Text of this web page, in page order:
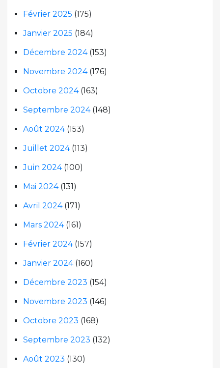
Février 2025 (175)
Janvier 2025 (184)
Décembre 2024(153)
Novembre 2024(176)
Octobre 2024(163)
Septembre 2024(148)
Août 2024(153)
Juillet 2024(113)
Juin 2024(100)
Mai 2024(131)
Avril 2024(171)
Mars 2024(161)
Février 2024(157)
Janvier 2024(160)
Décembre 2023 (154)
Novembre 2023 (146)
Octobre 2023 (168)
Septembre 2023 (132)
Août 2023 (130)